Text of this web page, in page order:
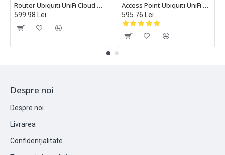
Router Ubiquiti UniFi Cloud Gateway IDS/IPS, Multi-WAN, Cloud Gateway Ultra - UCG-Ultra
599.98 Lei
Access Point Ubiquiti UniFi Wi-Fi 6, Gigabit, Standard WiFi: 802.11 a/b/g/n/ac/ax, U6-PLUS
595.76 Lei
Despre noi
Despre noi
Livrarea
Confidențialitate